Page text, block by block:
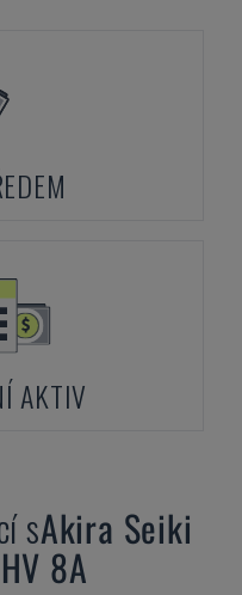
AKTIV
sAkira Seiki
8A